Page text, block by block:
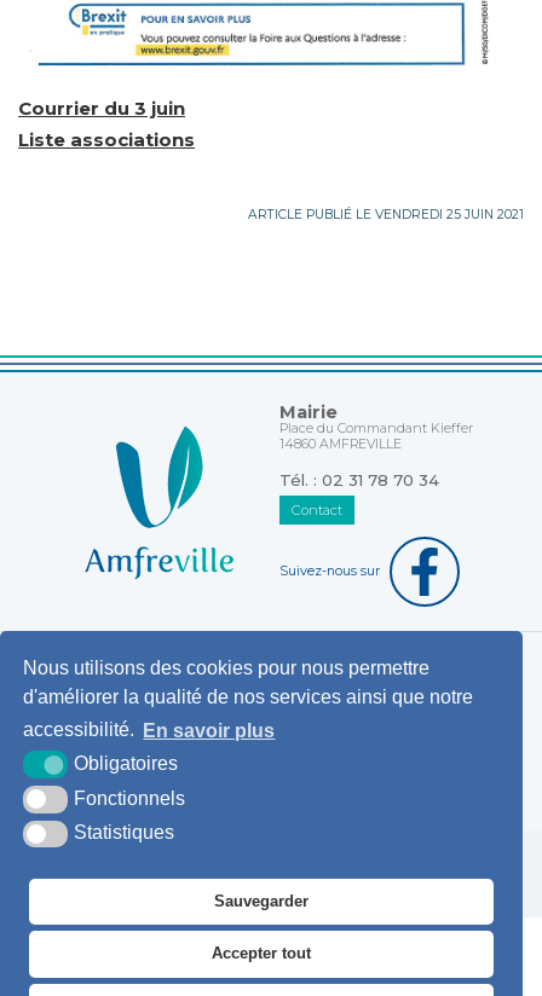
Nous utilisons des cookies pour nous permettre
d'améliorer la qualité de nos services ainsi que notre
accessibilité.
En savoir plus
Obligatoires
Fonctionnels
Statistiques
Sauvegarder
Accepter tout
Courrier du 3 juin
Liste associations
ARTICLE PUBLIÉ LE VENDREDI 25 JUIN 2021
Mairie
Place du Commandant Kieffer
14860 AMFREVILLE
Tél. : 02 31 78 70 34
Contact
Suivez-nous sur
Horaires d'ouverture au public
Pemanences des élus
Démarches administratives
Agence postale communale
site
légales